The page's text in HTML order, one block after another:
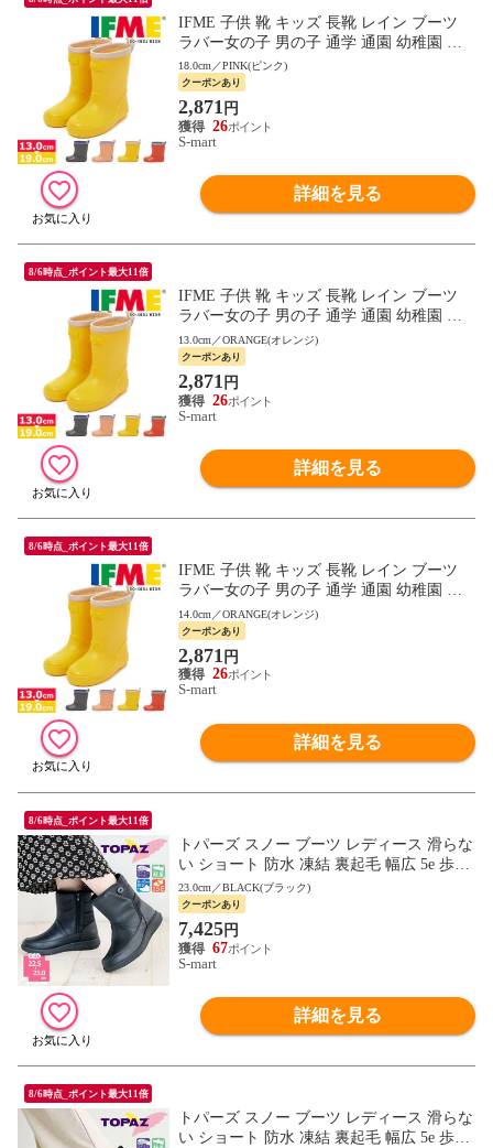
IFME 子供 靴 キッズ 長靴 レイン ブーツ
ラバー女の子 男の子 通学 通園 幼稚園 保
育園 雨 雪 13-19cm シンプル おしゃれ かわ
いい 50-4831 イフミー
18.0cm／PINK(ピンク)
クーポンあり
2,871 円
26
S-mart
詳細を見る
8/6時点_ポイント最大11倍
IFME 子供 靴 キッズ 長靴 レイン ブーツ
ラバー女の子 男の子 通学 通園 幼稚園 保
育園 雨 雪 13-19cm シンプル おしゃれ かわ
いい 50-4831 イフミー
13.0cm／ORANGE(オレンジ)
クーポンあり
2,871 円
26
S-mart
詳細を見る
8/6時点_ポイント最大11倍
IFME 子供 靴 キッズ 長靴 レイン ブーツ
ラバー女の子 男の子 通学 通園 幼稚園 保
育園 雨 雪 13-19cm シンプル おしゃれ かわ
いい 50-4831 イフミー
14.0cm／ORANGE(オレンジ)
クーポンあり
2,871 円
26
S-mart
詳細を見る
8/6時点_ポイント最大11倍
トパーズ スノー ブーツ レディース 滑らな
い ショート 防水 凍結 裏起毛 幅広 5e 歩き
やすい 防寒 防滑 軽量 レイン コンフォー
ト シューズ 靴 5513 TOPAZ
23.0cm／BLACK(ブラック)
クーポンあり
7,425円
67
S-mart
詳細を見る
8/6時点_ポイント最大11倍
トパーズ スノー ブーツ レディース 滑らな
い ショート 防水 凍結 裏起毛 幅広 5e 歩き